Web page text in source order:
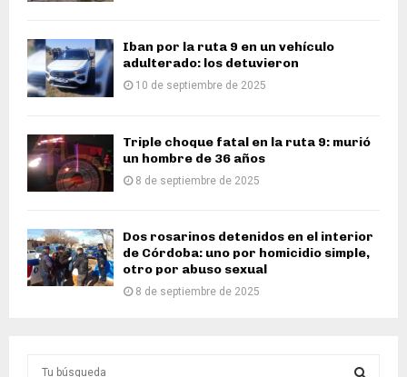
Iban por la ruta 9 en un vehículo
adulterado: los detuvieron
10 de septiembre de 2025
Triple choque fatal en la ruta 9: murió
un hombre de 36 años
8 de septiembre de 2025
Dos rosarinos detenidos en el interior
de Córdoba: uno por homicidio simple,
otro por abuso sexual
8 de septiembre de 2025